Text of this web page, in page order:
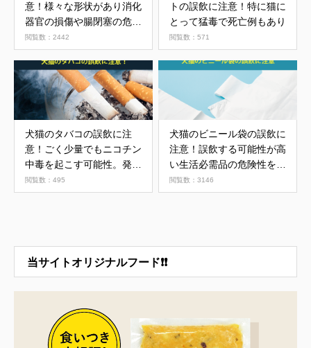
意！様々な形状があり消化
器官の損傷や腸閉塞の危険
性
閲覧数：2442
トの誤飲に注意！特に猫に
とって猛毒で死亡例もあり
閲覧数：571
犬猫のタバコの誤飲に注
意！ごく少量でもニコチン
中毒を起こす可能性。発が
んリスクも
閲覧数：495
犬猫のビニール袋の誤飲に
注意！誤飲する可能性が高
い生活必需品の危険性を解
説
閲覧数：3146
当サイトオリジナルフード❗❗